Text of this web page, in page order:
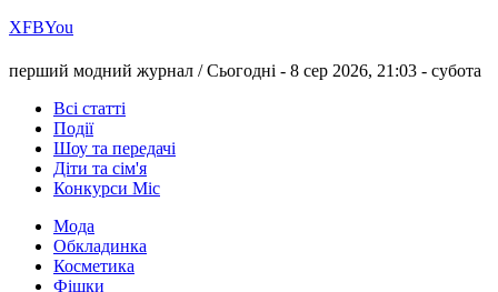
ХFBYou
перший модний журнал /Сьогодні - 8 сер 2026, 21:03 - субота
Всі статті
Події
Шоу та передачі
Діти та сім'я
Конкурси Міс
Мода
Обкладинка
Косметика
Фішки